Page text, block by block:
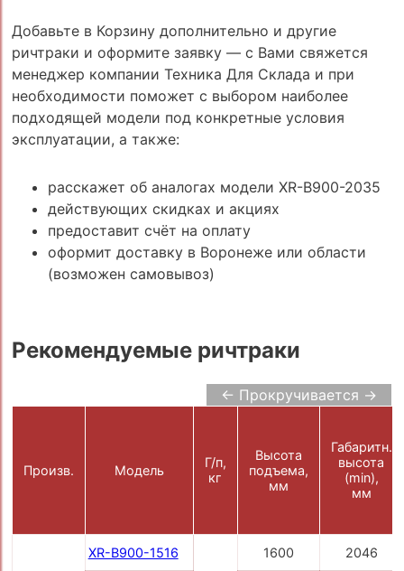
Добавьте в Корзину дополнительно и другие
ричтраки и оформите заявку — с Вами свяжется
менеджер компании Техника Для Склада и при
необходимости поможет с выбором наиболее
подходящей модели под конкретные условия
эксплуатации, а также:
расскажет об аналогах модели XR-B900-2035
действующих скидках и акциях
предоставит счёт на оплату
оформит доставку в Воронеже или области
(возможен самовывоз)
Рекомендуемые ричтраки
← Прокручивается →
Произв. Модель
Г/п,
кг
Высота
подъема,
мм
Габаритн.
высота
(min),
мм
XR-B900-1516 1600 2046